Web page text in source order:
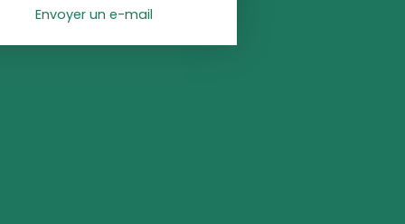
Envoyer un e-mail